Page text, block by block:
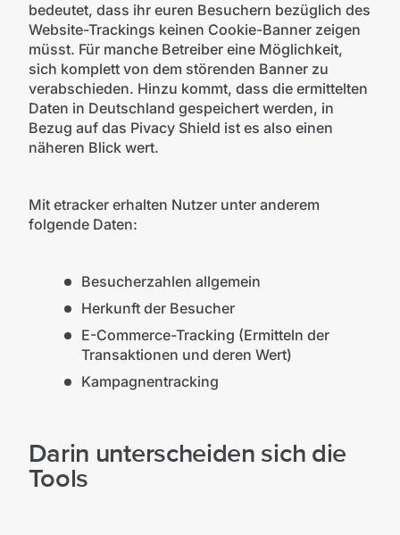
bedeutet, dass ihr euren Besuchern bezüglich des
Website-Trackings keinen Cookie-Banner zeigen
müsst. Für manche Betreiber eine Möglichkeit,
sich komplett von dem störenden Banner zu
verabschieden. Hinzu kommt, dass die ermittelten
Daten in Deutschland gespeichert werden, in
Bezug auf das Pivacy Shield ist es also einen
näheren Blick wert.
Mit etracker erhalten Nutzer unter anderem
folgende Daten:
Besucherzahlen allgemein
Herkunft der Besucher
E-Commerce-Tracking (Ermitteln der
Transaktionen und deren Wert)
Kampagnentracking
Darin unterscheiden sich die
Tools